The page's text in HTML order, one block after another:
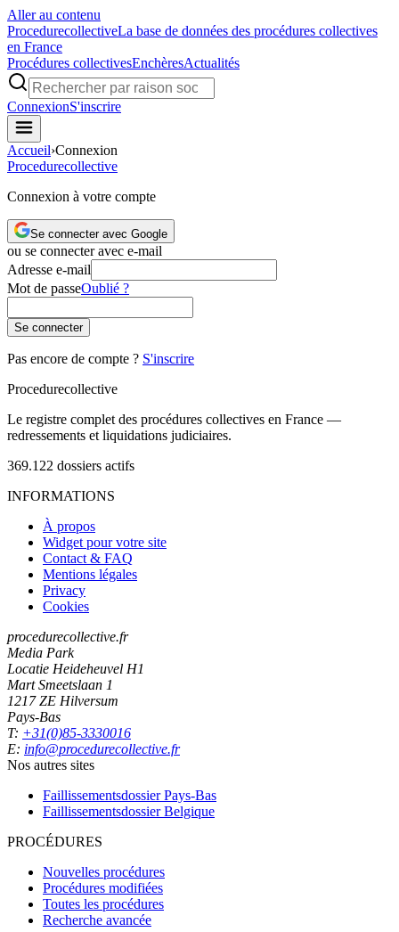
Aller au contenu
ProcedurecollectiveLa base de données des procédures collectives
en France
Procédures collectivesEnchèresActualités
ConnexionS'inscrire
Accueil›Connexion
Procedurecollective
Connexion à votre compte
Se connecter avec Google
ou se connecter avec e-mail
Adresse e-mail
Mot de passeOublié ?
Se connecter
Pas encore de compte ? S'inscrire
Procedurecollective
Le registre complet des procédures collectives en France —
redressements et liquidations judiciaires.
369.122 dossiers actifs
INFORMATIONS
À propos
Widget pour votre site
Contact & FAQ
Mentions légales
Privacy
Cookies
procedurecollective.fr
Media Park
Locatie Heideheuvel H1
Mart Smeetslaan 1
1217 ZE Hilversum
Pays-Bas
T: +31(0)85-3330016
E: info@procedurecollective.fr
Nos autres sites
Faillissementsdossier Pays-Bas
Faillissementsdossier Belgique
PROCÉDURES
Nouvelles procédures
Procédures modifiées
Toutes les procédures
Recherche avancée